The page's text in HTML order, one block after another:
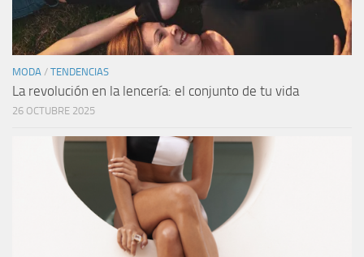
MODA / TENDENCIAS
La revolución en la lencería: el conjunto de tu vida
26 OCTUBRE 2025